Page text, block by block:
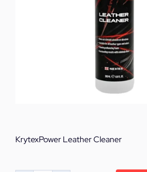
KrytexPower Leather Cleaner